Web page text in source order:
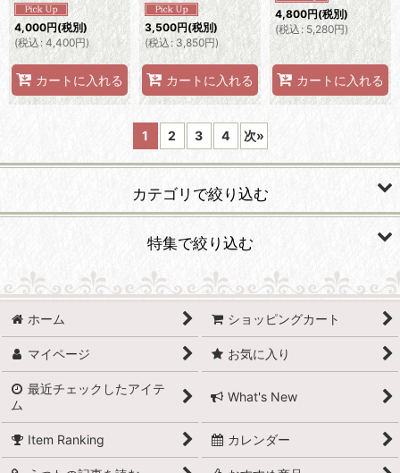
4,000円(税別)
(税込: 4,400円)
カートに入れる
3,500円(税別)
(税込: 3,850円)
カートに入れる
4,800円(税別)
(税込: 5,280円)
カートに入れる
1 2 3 4 次»
カテゴリで絞り込む
カトラリー、箸
グラス・カップ
フィギュア・センターピース
ポット・急須
お重
特集で絞り込む
有田焼
波佐見焼
萩焼
備前焼
ホーム ショッピングカート
マイページ お気に入り
最近チェックしたアイテ
ム
What's New
Item Ranking カレンダー